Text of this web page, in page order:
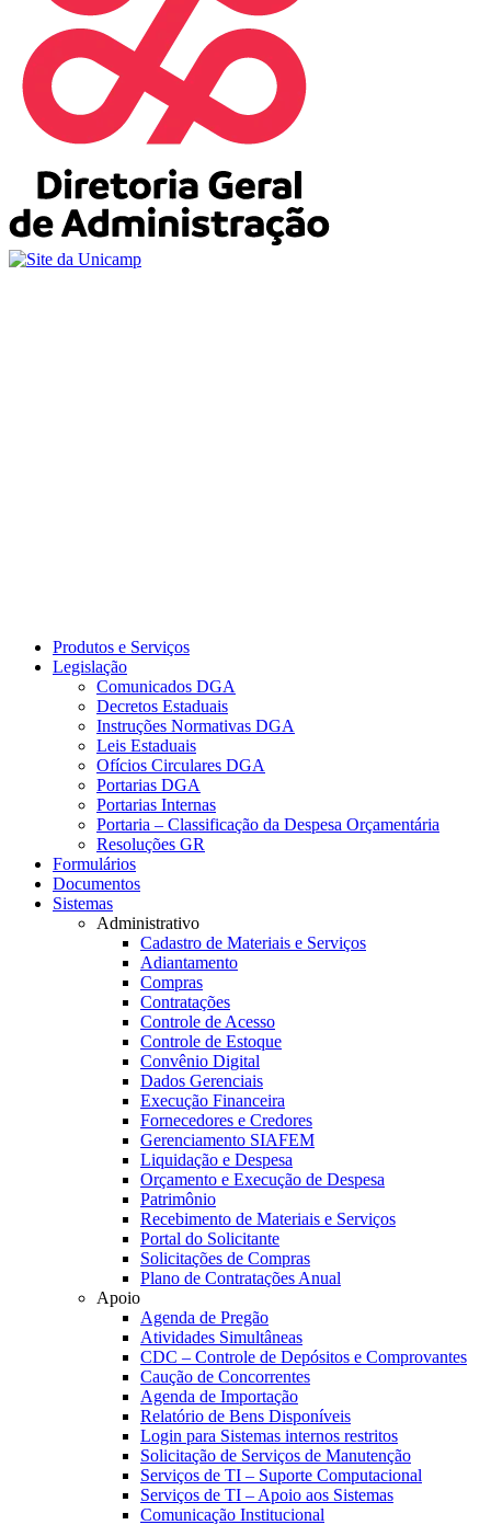
Produtos e Serviços
Legislação
Comunicados DGA
Decretos Estaduais
Instruções Normativas DGA
Leis Estaduais
Ofícios Circulares DGA
Portarias DGA
Portarias Internas
Portaria – Classificação da Despesa Orçamentária
Resoluções GR
Formulários
Documentos
Sistemas
Administrativo
Cadastro de Materiais e Serviços
Adiantamento
Compras
Contratações
Controle de Acesso
Controle de Estoque
Convênio Digital
Dados Gerenciais
Execução Financeira
Fornecedores e Credores
Gerenciamento SIAFEM
Liquidação e Despesa
Orçamento e Execução de Despesa
Patrimônio
Recebimento de Materiais e Serviços
Portal do Solicitante
Solicitações de Compras
Plano de Contratações Anual
Apoio
Agenda de Pregão
Atividades Simultâneas
CDC – Controle de Depósitos e Comprovantes
Caução de Concorrentes
Agenda de Importação
Relatório de Bens Disponíveis
Login para Sistemas internos restritos
Solicitação de Serviços de Manutenção
Serviços de TI – Suporte Computacional
Serviços de TI – Apoio aos Sistemas
Comunicação Institucional